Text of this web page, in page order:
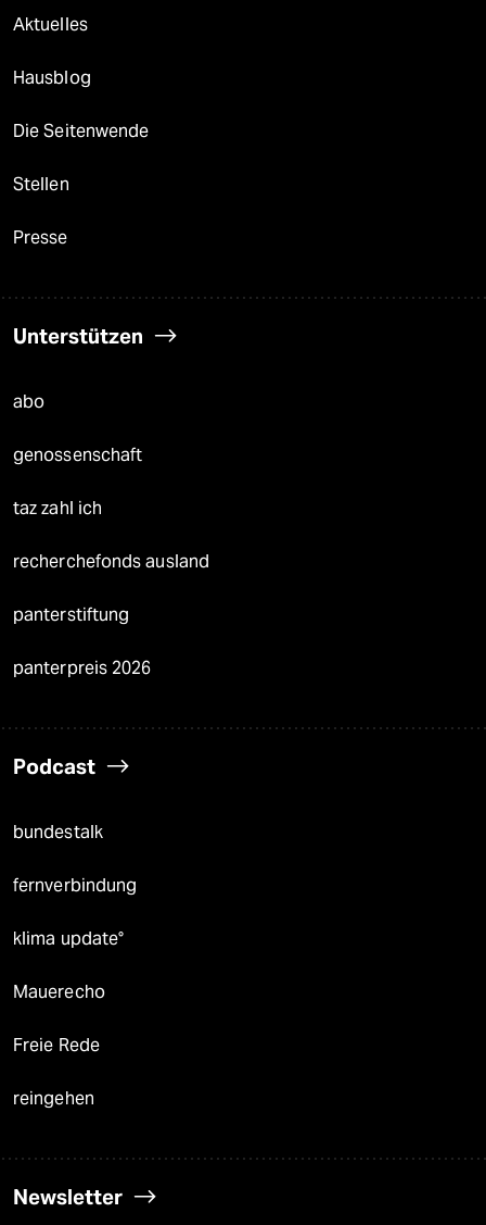
Aktuelles
Hausblog
Die Seitenwende
Stellen
Presse
Unterstützen
abo
genossenschaft
taz zahl ich
recherchefonds ausland
panterstiftung
panterpreis 2026
Podcast
bundestalk
fernverbindung
klima update°
Mauerecho
Freie Rede
reingehen
Newsletter